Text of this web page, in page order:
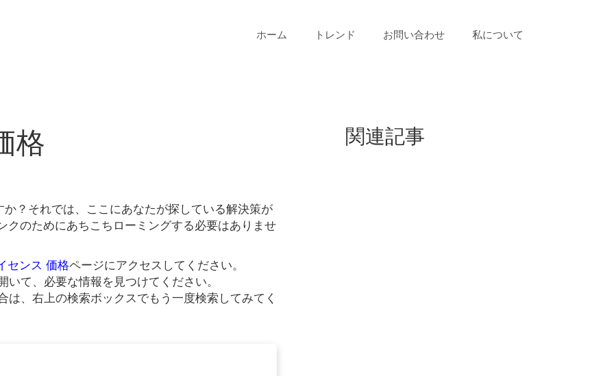
ホーム トレンド お問い合わせ 私について
格
？それでは、ここにあなたが探している解決策が
のためにあちこちローミングする必要はありませ
センス 価格ページにアクセスしてください。
て、必要な情報を見つけてください。
は、右上の検索ボックスでもう一度検索してみてく
関連記事